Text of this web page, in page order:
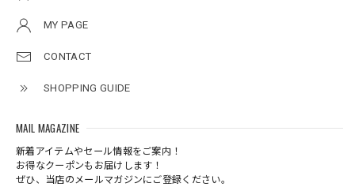
MY PAGE
CONTACT
SHOPPING GUIDE
MAIL MAGAZINE
新着アイテムやセール情報をご案内！
お得なクーポンもお届けします！
ぜひ、当店のメールマガジンにご登録ください。